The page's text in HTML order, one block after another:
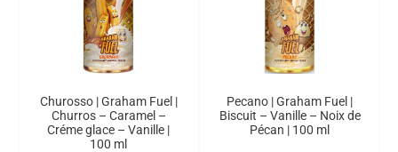
Churosso | Graham Fuel |
Churros – Caramel –
Créme glace – Vanille |
100 ml
Pecano | Graham Fuel |
Biscuit – Vanille – Noix de
Pécan | 100 ml